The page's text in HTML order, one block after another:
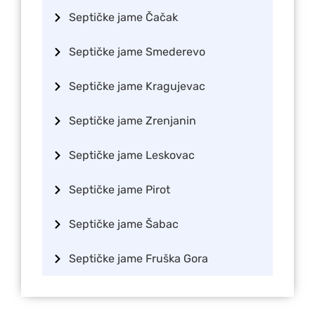
Septičke jame Čačak
Septičke jame Smederevo
Septičke jame Kragujevac
Septičke jame Zrenjanin
Septičke jame Leskovac
Septičke jame Pirot
Septičke jame Šabac
Septičke jame Fruška Gora